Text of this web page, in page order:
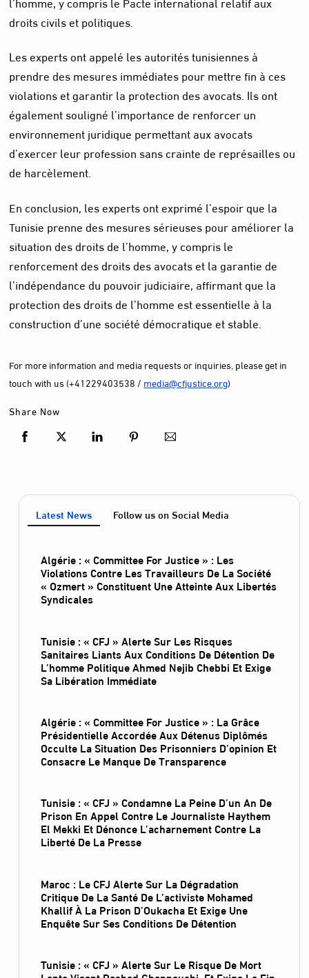
droits civils et politiques.
Les experts ont appelé les autorités tunisiennes à
prendre des mesures immédiates pour mettre fin à ces
violations et garantir la protection des avocats. Ils ont
également souligné l’importance de renforcer un
environnement juridique permettant aux avocats
d’exercer leur profession sans crainte de représailles ou
de harcèlement.
En conclusion, les experts ont exprimé l’espoir que la
Tunisie prenne des mesures sérieuses pour améliorer la
situation des droits de l’homme, y compris le
renforcement des droits des avocats et la garantie de
l’indépendance du pouvoir judiciaire, affirmant que la
protection des droits de l’homme est essentielle à la
construction d’une société démocratique et stable.
For more information and media requests or inquiries, please get in
touch with us (+41229403538 / media@cfjustice.org)
Share Now
Latest News Follow us on Social Media
Algérie : « Committee For Justice » : Les
Violations Contre Les Travailleurs De La Société
« Ozmert » Constituent Une Atteinte Aux Libertés
Syndicales
Tunisie : « CFJ » Alerte Sur Les Risques
Sanitaires Liants Aux Conditions De Détention De
L’homme Politique Ahmed Nejib Chebbi Et Exige
Sa Libération Immédiate
Algérie : « Committee For Justice » : La Grâce
Présidentielle Accordée Aux Détenus Diplômés
Occulte La Situation Des Prisonniers D’opinion Et
Consacre Le Manque De Transparence
Tunisie : « CFJ » Condamne La Peine D’un An De
Prison En Appel Contre Le Journaliste Haythem
El Mekki Et Dénonce L’acharnement Contre La
Liberté De La Presse
Maroc : Le CFJ Alerte Sur La Dégradation
Critique De La Santé De L’activiste Mohamed
Khallif À La Prison D’Oukacha Et Exige Une
Enquête Sur Ses Conditions De Détention
Tunisie : « CFJ » Alerte Sur Le Risque De Mort